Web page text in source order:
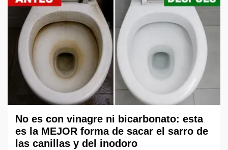
No es con vinagre ni bicarbonato: esta
es la MEJOR forma de sacar el sarro de
las canillas y del inodoro